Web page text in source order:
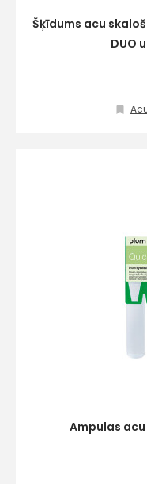
Šķīdums acu
DUO
Ampulas